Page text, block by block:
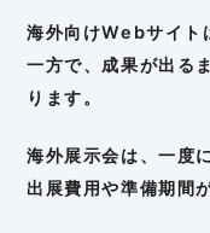
海外向けWebサイト
一方で、成果が出る
ります。
海外展示会は、一度
出展費用や準備期間